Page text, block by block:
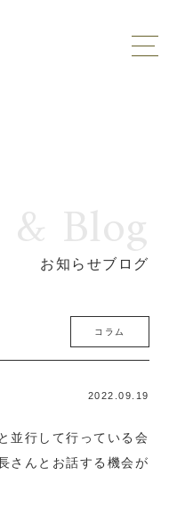
Blog
お知らせブログ
コラム
2022.09.19
並行して行っている会
さんとお話する機会が